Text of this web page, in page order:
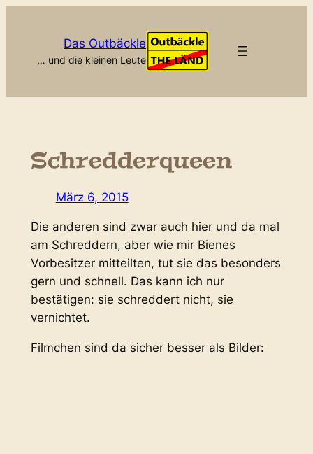
Das Outbäckle
… und die kleinen Leute
Schredderqueen
März 6, 2015
Die anderen sind zwar auch hier und da mal
am Schreddern, aber wie mir Bienes
Vorbesitzer mitteilten, tut sie das besonders
gern und schnell. Das kann ich nur
bestätigen: sie schreddert nicht, sie
vernichtet.
Filmchen sind da sicher besser als Bilder: